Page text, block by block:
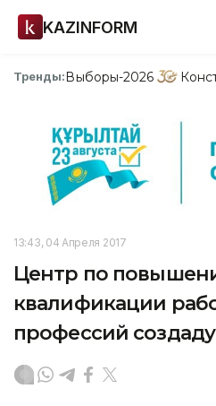
KAZINFORM
Тренды:Выборы-2026
13:43, 04 Апреля 2017
Центр по
квалификации
профессий